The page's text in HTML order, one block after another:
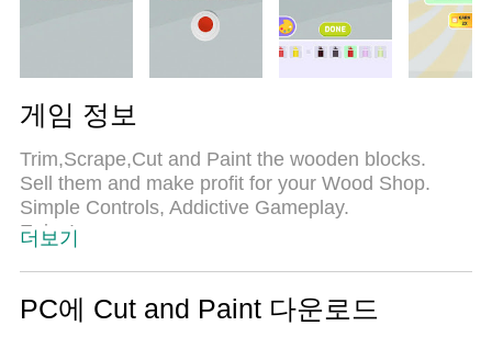
게임 정보
Trim,Scrape,Cut and Paint the wooden blocks.
Sell them and make profit for your Wood Shop.
Simple Controls, Addictive Gameplay.
Enjoy!
더보기
PC에 Cut and Paint 다운로드